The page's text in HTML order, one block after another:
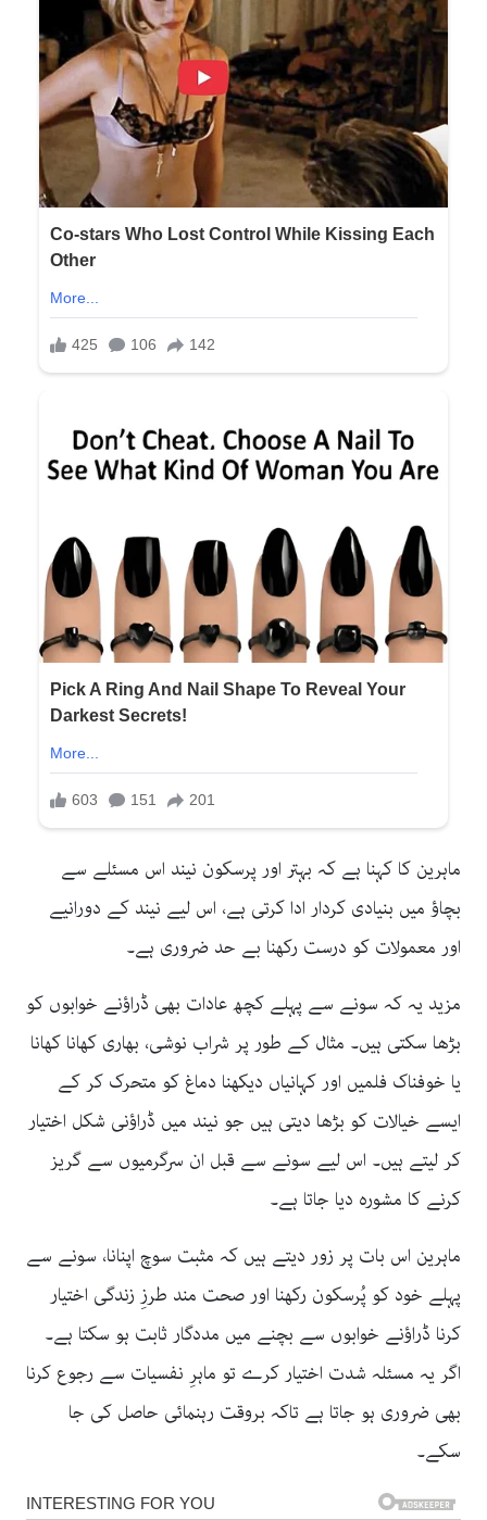
ماہرین کا کہنا ہے کہ بہتر اور پرسکون نیند اس مسئلے سے
بچاؤ میں بنیادی کردار ادا کرتی ہے، اس لیے نیند کے دورانیے
اور معمولات کو درست رکھنا بے حد ضروری ہے۔
مزید یہ کہ سونے سے پہلے کچھ عادات بھی ڈراؤنے خوابوں کو
بڑھا سکتی ہیں۔ مثال کے طور پر شراب نوشی، بھاری کھانا کھانا
یا خوفناک فلمیں اور کہانیاں دیکھنا دماغ کو متحرک کر کے
ایسے خیالات کو بڑھا دیتی ہیں جو نیند میں ڈراؤنی شکل اختیار
کر لیتے ہیں۔ اس لیے سونے سے قبل ان سرگرمیوں سے گریز
کرنے کا مشورہ دیا جاتا ہے۔
ماہرین اس بات پر زور دیتے ہیں کہ مثبت سوچ اپنانا، سونے سے
پہلے خود کو پُرسکون رکھنا اور صحت مند طرزِ زندگی اختیار
کرنا ڈراؤنے خوابوں سے بچنے میں مددگار ثابت ہو سکتا ہے۔
اگر یہ مسئلہ شدت اختیار کرے تو ماہرِ نفسیات سے رجوع کرنا
بھی ضروری ہو جاتا ہے تاکہ بروقت رہنمائی حاصل کی جا
سکے۔